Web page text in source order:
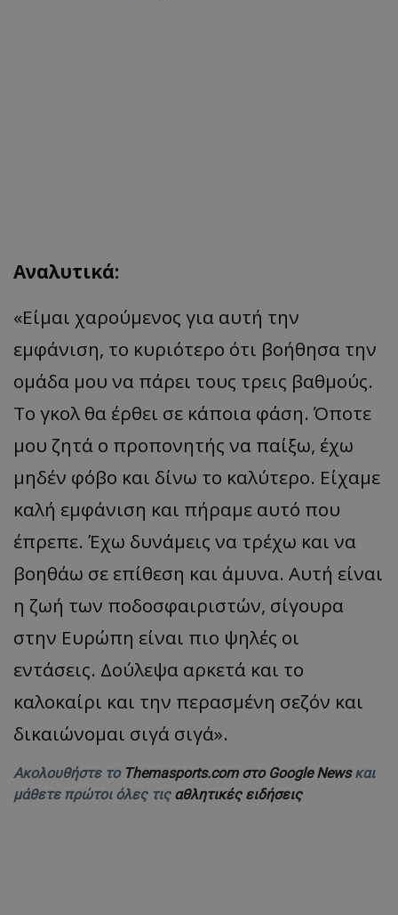
Αναλυτικά:
«Είμαι χαρούμενος για αυτή την
εμφάνιση, το κυριότερο ότι βοήθησα την
ομάδα μου να πάρει τους τρεις βαθμούς.
Το γκολ θα έρθει σε κάποια φάση. Όποτε
μου ζητά ο προπονητής να παίξω, έχω
μηδέν φόβο και δίνω το καλύτερο. Είχαμε
καλή εμφάνιση και πήραμε αυτό που
έπρεπε. Έχω δυνάμεις να τρέχω και να
βοηθάω σε επίθεση και άμυνα. Αυτή είναι
η ζωή των ποδοσφαιριστών, σίγουρα
στην Ευρώπη είναι πιο ψηλές οι
εντάσεις. Δούλεψα αρκετά και το
καλοκαίρι και την περασμένη σεζόν και
δικαιώνομαι σιγά σιγά».
Ακολουθήστε το Themasports.com στο Google Newsκαι
μάθετε πρώτοι όλες τις αθλητικές ειδήσεις